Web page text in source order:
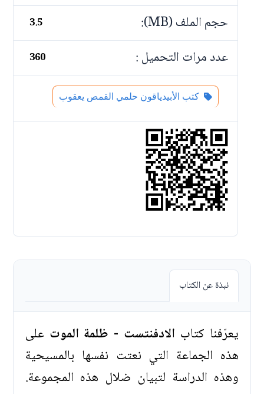
حجم الملف (MB): 3.5
عدد مرات التحميل : 360
كتب الأبيدياقون حلمي القمص يعقوب
نبذة عن الكتاب
يعرّفنا كتاب الادفنتست - ظلمة الموت على
هذه الجماعة التي نعتت نفسها بالمسيحية
وهذه الدراسة لتبيان ضلال هذه المجموعة.